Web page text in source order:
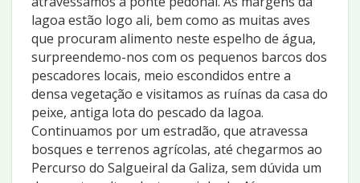
lagoa estão logo ali, bem como as muitas aves
que procuram alimento neste espelho de água,
surpreendemo-nos com os pequenos barcos dos
pescadores locais, meio escondidos entre a
densa vegetação e visitamos as ruínas da casa do
peixe, antiga lota do pescado da lagoa.
Continuamos por um estradão, que atravessa
bosques e terrenos agrícolas, até chegarmos ao
Percurso do Salgueiral da Galiza, sem dúvida um